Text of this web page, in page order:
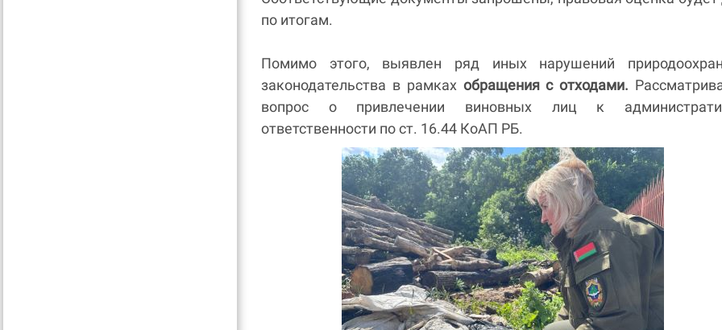
по итогам.
Помимо этого, выявлен ряд иных нарушений
законодательства в рамках обращения с отходами.
вопрос о привлечении виновных лиц к
ответственности по ст. 16.44 КоАП РБ.